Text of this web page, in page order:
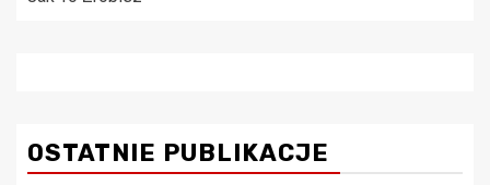
OSTATNIE PUBLIKACJE